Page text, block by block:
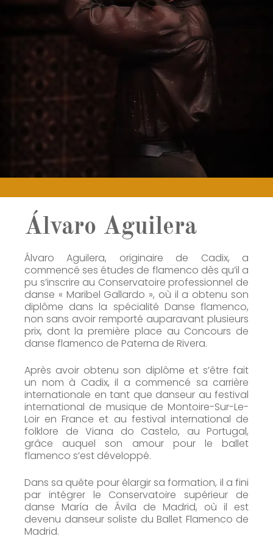
Álvaro Aguilera
Álvaro Aguilera, originaire de Cadix, a
commencé ses études de flamenco dès qu’il a
pu s’inscrire au Conservatoire professionnel de
danse « Maribel Gallardo », où il a obtenu son
diplôme dans la spécialité Danse flamenco,
non sans avoir remporté auparavant plusieurs
prix, dont la première place au Concours de
danse flamenco de Paterna de Rivera.
Après avoir obtenu son diplôme et s’être fait
un nom à Cadix, il a commencé sa carrière
internationale en tant que danseur au festival
international de musique de Montoire-Sur-Le-
Loir en France et au festival international de
folklore de Viana do Castelo, au Portugal,
grâce auquel son amour pour le ballet
flamenco s’est développé.
Dans sa quête pour élargir sa formation, il a fini
par intégrer le Conservatoire supérieur de
danse María de Ávila de Madrid, où il est
devenu danseur soliste du Ballet Flamenco de
Madrid.